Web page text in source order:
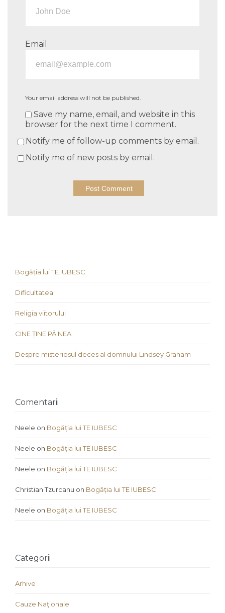
Email
Your email address will not be published.
Save my name, email, and website in this
browser for the next time I comment.
Notify me of follow-up comments by email.
Notify me of new posts by email.
Bogăția lui TE IUBESC
Dificultatea
Religia viitorului
CINE ȚINE PÂINEA
Despre misteriosul deces al domnului Lindsey Graham
Comentarii
Neele on Bogăția lui TE IUBESC
Neele on Bogăția lui TE IUBESC
Neele on Bogăția lui TE IUBESC
Christian Tzurcanu on Bogăția lui TE IUBESC
Neele on Bogăția lui TE IUBESC
Categorii
Arhive
Cauze Naţionale